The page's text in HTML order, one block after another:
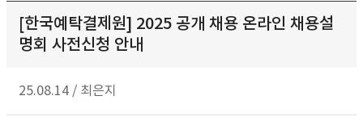
[한국예탁결제원] 2025 공개 채용 온라인 채용설
명회 사전신청 안내
25.08.14 / 최은지